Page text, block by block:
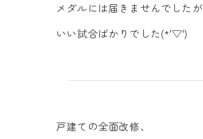
メダルには届きませんでしたが
いい試合ばかりでした(*'▽')
戸建ての全面改修、